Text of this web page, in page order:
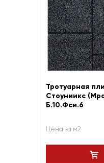
Тротуарная
Стоунмикс
Б.10.Фсм.6
Цена за м2